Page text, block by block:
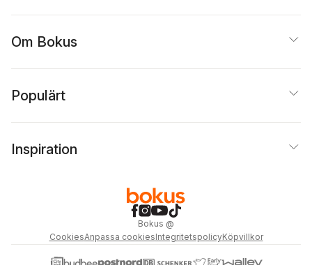
Om Bokus
Populärt
Inspiration
Bokus @
CookiesAnpassa cookiesIntegritetspolicyKöpvillkor